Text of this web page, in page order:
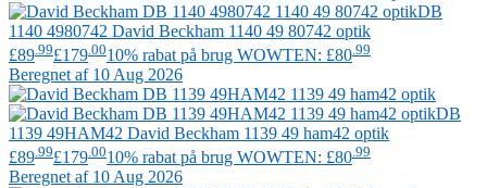
DB
1140 4980742 David Beckham 1140 49 80742 optik
£89 .99£179 .0010% rabat på brug WOWTEN: £80 .99
Beregnet af 10 Aug 2026
DB
1139 49HAM42 David Beckham 1139 49 ham42 optik
£89 .99£179 .0010% rabat på brug WOWTEN: £80 .99
Beregnet af 10 Aug 2026